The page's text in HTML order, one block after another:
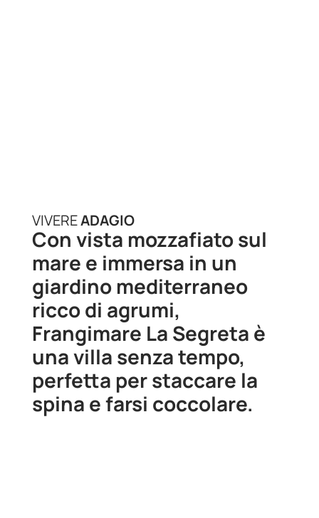
VIVEREADAGIO
Con vista mozzafiato sul
mare e immersa in un
giardino mediterraneo
ricco di agrumi,
Frangimare La Segreta è
una villa senza tempo,
perfetta per staccare la
spina e farsi coccolare.